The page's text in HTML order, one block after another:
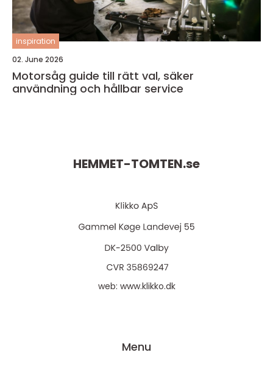
inspiration
02. June 2026
Motorsåg guide till rätt val, säker
användning och hållbar service
HEMMET-TOMTEN.se
web: www.klikko.dk
Menu